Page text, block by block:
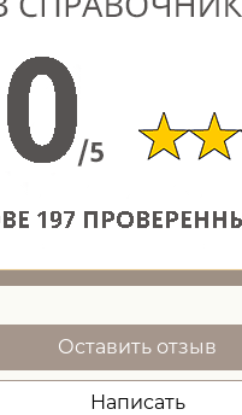
Оставить отзыв
Написать